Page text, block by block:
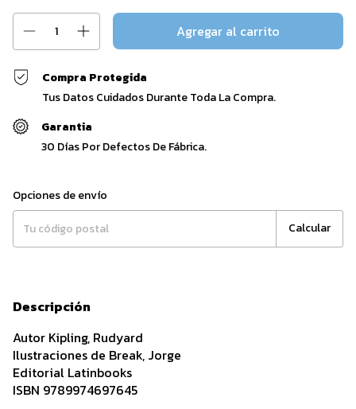
Compra Protegida
Tus Datos Cuidados Durante Toda La Compra.
Garantia
30 Días Por Defectos De Fábrica.
Entregas para el CP:
Opciones de envío
Calcular
Descripción
Autor Kipling, Rudyard
Ilustraciones de Break, Jorge
Editorial Latinbooks
ISBN 9789974697645